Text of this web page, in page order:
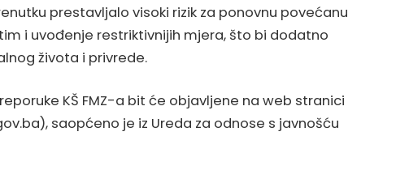
prestavljalo visoki rizik za ponovnu povećanu
i uvođenje restriktivnijih mjera, što bi dodatno
života i privrede.
KŠ FMZ-a bit će objavljene na web stranici
saopćeno je iz Ureda za odnose s javnošću